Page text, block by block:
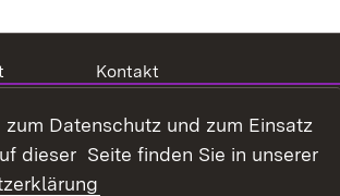
Kontakt
Barrierefreiheit
Impressum
Datenschutz und zum Einsatz
dieser Seite finden Sie in unserer